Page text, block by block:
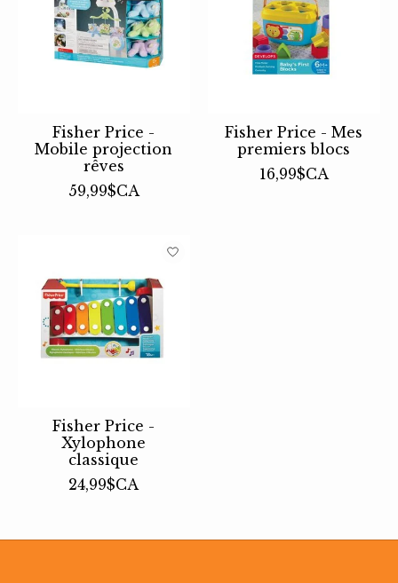
Fisher Price -
Mobile projection
rêves
59,99$CA
Fisher Price - Mes
premiers blocs
16,99$CA
Fisher Price -
Xylophone
classique
24,99$CA